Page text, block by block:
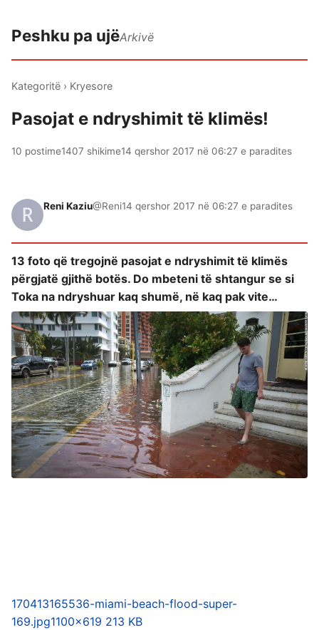
Peshku pa ujëArkivë
Kategoritë › Kryesore
Pasojat e ndryshimit të klimës!
10 postime1407 shikime14 qershor 2017 në 06:27 e paradites
Reni Kaziu@Reni14 qershor 2017 në 06:27 e paradites
13 foto që tregojnë pasojat e ndryshimit të klimës
përgjatë gjithë botës. Do mbeteni të shtangur se si
Toka na ndryshuar kaq shumë, në kaq pak vite…
170413165536-miami-beach-flood-super-
169.jpg1100×619 213 KB